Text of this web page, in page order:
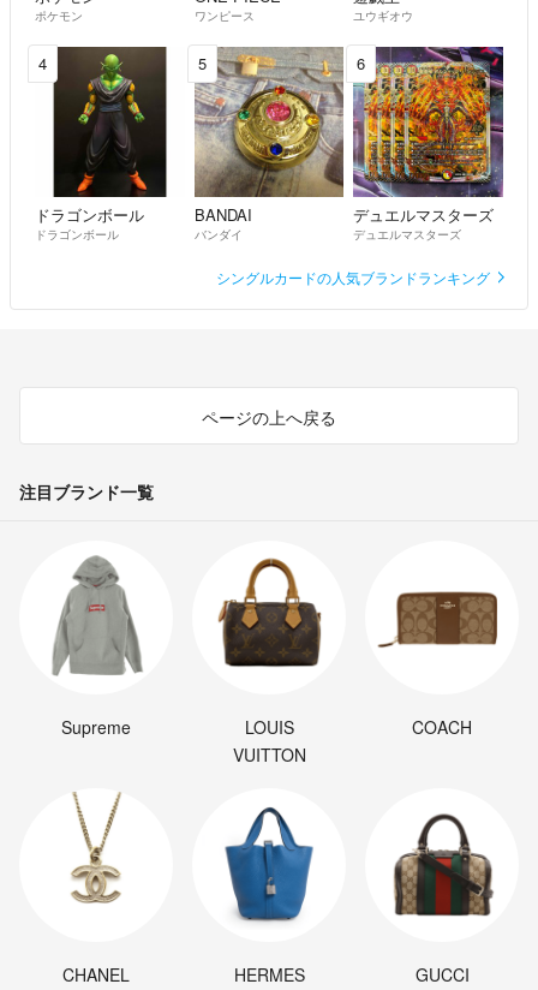
ポケモン ワンピース ユウギオウ
4
ドラゴンボール
ドラゴンボール
5
BANDAI
バンダイ
6
デュエルマスターズ
デュエルマスターズ
シングルカードの人気ブランドランキング
ページの上へ戻る
注目ブランド一覧
Supreme
LOUIS
VUITTON
COACH
CHANEL HERMES GUCCI